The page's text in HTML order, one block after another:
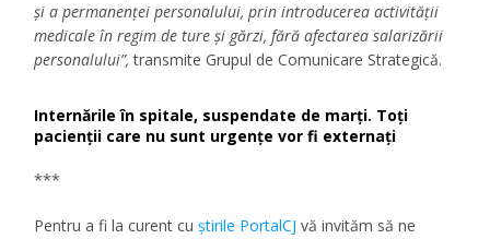
și a permanenței personalului, prin introducerea activității
medicale în regim de ture și gărzi, fără afectarea salarizării
personalului”,transmite Grupul de Comunicare Strategică.
Internările în spitale, suspendate de marți. Toți
pacienții care nu sunt urgențe vor fi externați
***
Pentru a fi la curent cuştirile PortalCJ vă invităm să ne